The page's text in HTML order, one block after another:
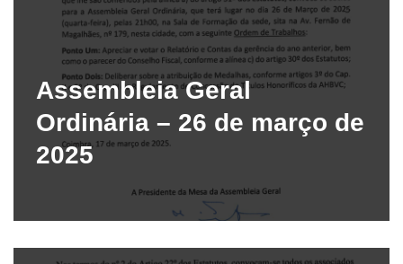
Assembleia Geral
Ordinária – 26 de março de
2025